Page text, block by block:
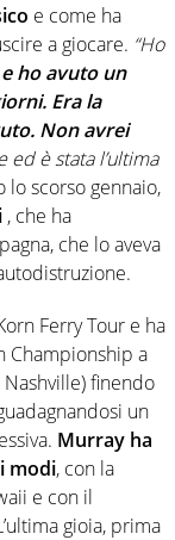
e come ha
a giocare. “Ho
ho avuto un
Era la
Non avrei
ed è stata l’ultima
lo scorso gennaio,
, che ha
che lo aveva
Ferry Tour e ha
Championship a
finendo
un
Murray ha
modi, con la
e con il
gioia, prima